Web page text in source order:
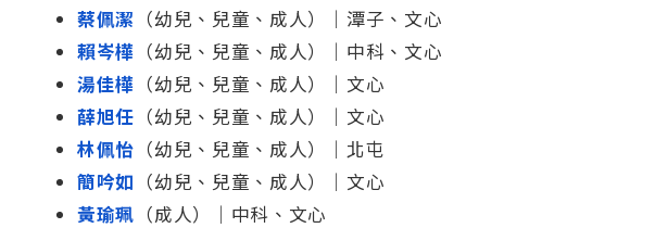
蔡佩潔 （幼兒、兒童、成人）｜潭子、文心
賴岑樺 （幼兒、兒童、成人）｜中科、文心
湯佳樺 （幼兒、兒童、成人）｜文心
薛旭任 （幼兒、兒童、成人）｜文心
林佩怡 （幼兒、兒童、成人）｜北屯
簡吟如 （幼兒、兒童、成人）｜文心
黃瑜珮 （成人）｜中科、文心